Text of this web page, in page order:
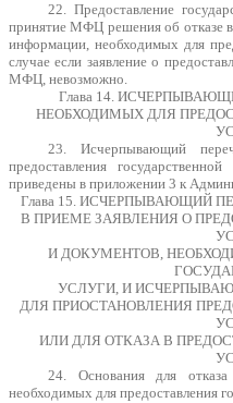
22. Предоставление
принятие МФЦ решения об отказе
информации, необходимых для
случае если заявление о
МФЦ, невозможно.
Глава 14.
НЕОБХОДИМЫХ ДЛЯ
23. Исчерпывающий
предоставления
приведены в приложении 3 к
Глава 15. ИСЧЕРПЫВАЮЩИЙ
В ПРИЕМЕ ЗАЯВЛЕНИЯ О
И ДОКУМЕНТОВ,
УСЛУГИ, И
ДЛЯ ПРИОСТАНОВЛЕНИЯ
ИЛИ ДЛЯ ОТКАЗА В
24. Основания для
необходимых для предоставления